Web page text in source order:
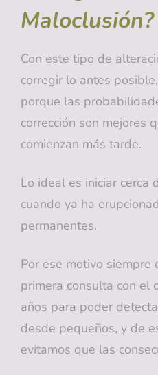
Maloclusión?
Con este tipo de
corregir lo antes
porque las
corrección son mejores
comienzan más tarde.
Lo ideal es iniciar cerca
cuando ya ha
permanentes.
Por ese motivo siempre
primera consulta con el
años para poder
desde pequeños, y de
evitamos que las